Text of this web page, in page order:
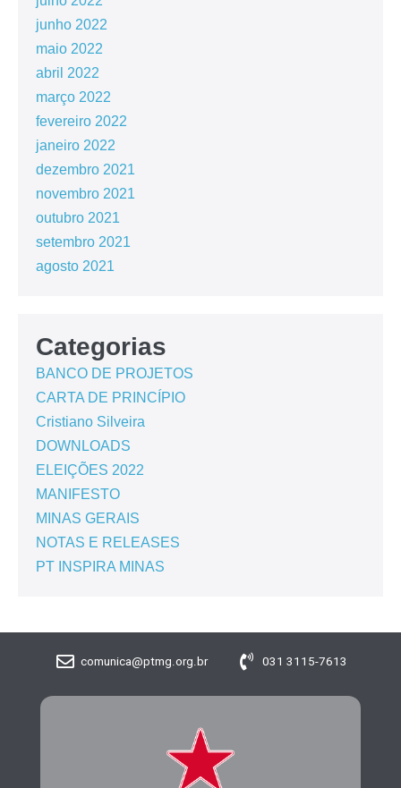
junho 2022
maio 2022
abril 2022
março 2022
fevereiro 2022
janeiro 2022
dezembro 2021
novembro 2021
outubro 2021
setembro 2021
agosto 2021
Categorias
BANCO DE PROJETOS
CARTA DE PRINCÍPIO
Cristiano Silveira
DOWNLOADS
ELEIÇÕES 2022
MANIFESTO
MINAS GERAIS
NOTAS E RELEASES
PT INSPIRA MINAS
comunica@ptmg.org.br 031 3115-7613